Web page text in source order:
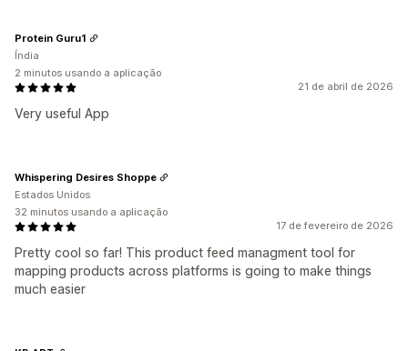
21 de abril de 2026
Very useful App
Protein Guru1
Índia
2 minutos usando a aplicação
17 de fevereiro de 2026
Pretty cool so far! This product feed managment tool for
mapping products across platforms is going to make things
much easier
Whispering Desires Shoppe
Estados Unidos
32 minutos usando a aplicação